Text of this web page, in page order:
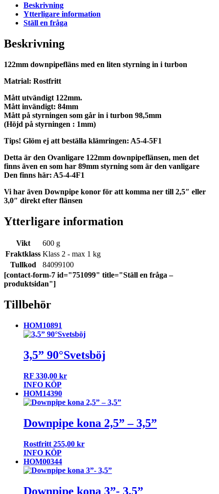
Beskrivning
Ytterligare information
Ställ en fråga
Beskrivning
122mm downpipefläns med en liten styrning in i turbon
Matrial: Rostfritt
Mått utvändigt 122mm.
Mått invändigt: 84mm
Mått på styrningen som går in i turbon 98,5mm
(Höjd på styrningen : 1mm)
Tips! Glöm ej att beställa klämringen: A5-4-5F1
Detta är den Ovanligare 122mm downpipeflänsen, men det
finns även en som har 89mm styrning som är den vanligare
Den finns här: A5-4-4F1
Vi har även Downpipe konor för att komma ner till 2,5″ eller
3,0″ direkt efter flänsen
Ytterligare information
Vikt
600 g
Fraktklass Klass 2 - max 1 kg
Tullkod
84099100
[contact-form-7 id="751099" title="Ställ en fråga –
produktsidan"]
Tillbehör
HOM10891
3,5” 90°Svetsböj
RF 330,00 kr
INFO KÖP
HOM14390
Downpipe kona 2,5” – 3,5”
Rostfritt 255,00 kr
INFO KÖP
HOM00344
Downpipe kona 3”- 3,5”